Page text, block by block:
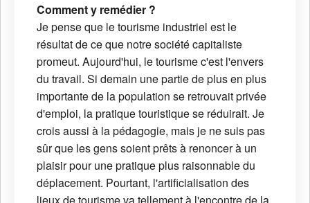
Comment y remédier ?
Je pense que le tourisme industriel est le
résultat de ce que notre société capitaliste
promeut. Aujourd'hui, le tourisme c'est l'envers
du travail. Si demain une partie de plus en plus
importante de la population se retrouvait privée
d'emploi, la pratique touristique se réduirait. Je
crois aussi à la pédagogie, mais je ne suis pas
sûr que les gens soient prêts à renoncer à un
plaisir pour une pratique plus raisonnable du
déplacement. Pourtant, l'artificialisation des
lieux de tourisme va tellement à l'encontre de la